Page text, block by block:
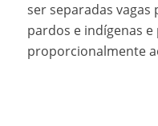
ser separadas
pardos e indígenas
proporcionalmente